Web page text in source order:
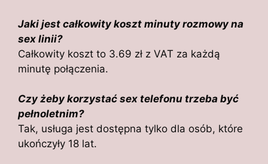
Jaki jest całkowity koszt minuty rozmowy na
sex linii?
Całkowity koszt to 3.69 zł z VAT za każdą
minutę połączenia.
Czy żeby korzystać sex telefonu trzeba być
pełnoletnim?
Tak, usługa jest dostępna tylko dla osób, które
ukończyły 18 lat.